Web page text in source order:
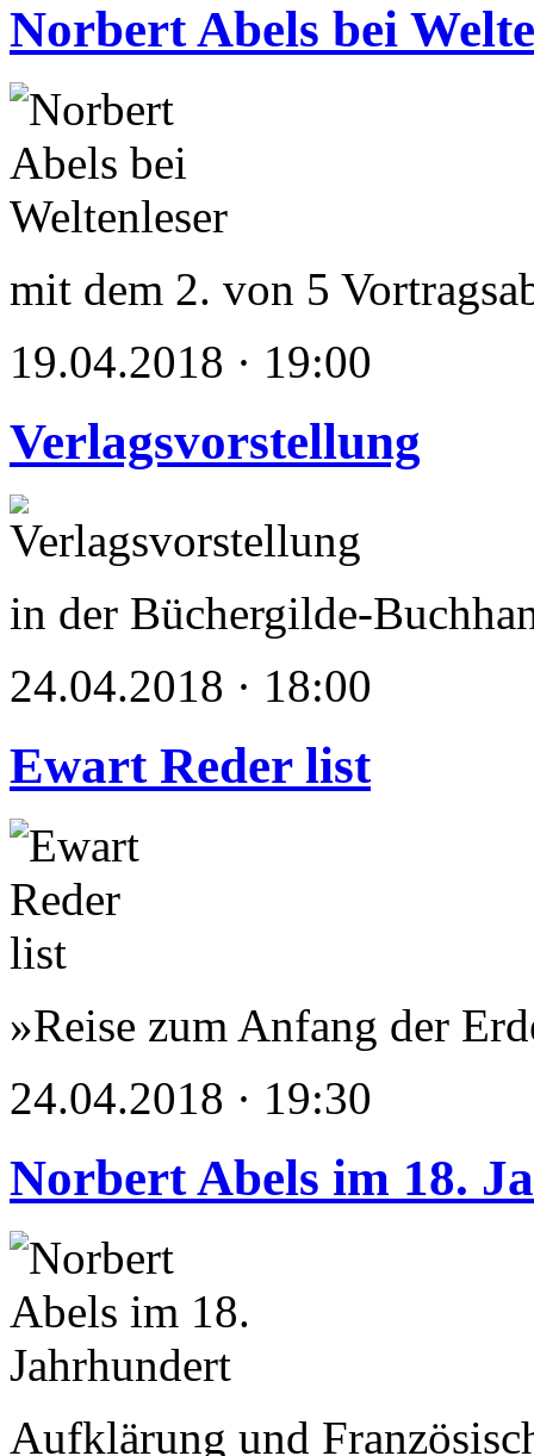
Norbert Abels bei
mit dem 2. von 5
19.04.2018 · 19:00
Verlagsvorstellung
in der Büchergilde-
24.04.2018 · 18:00
Ewart Reder list
»Reise zum Anfang der
24.04.2018 · 19:30
Norbert Abels im 18.
Aufklärung und